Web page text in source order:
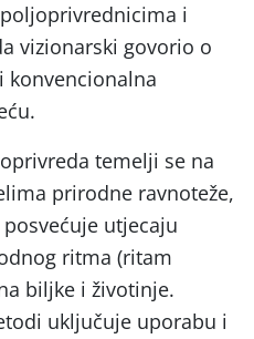
i
vizionarski govorio o
temelji se na
prirodne ravnoteže,
utjecaju
ritma (ritam
biljke i životinje.
uključuje uporabu i